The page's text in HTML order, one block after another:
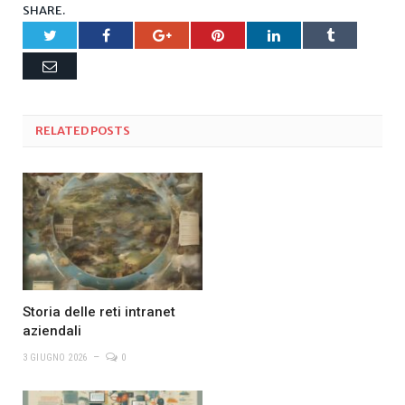
SHARE.
Twitter Facebook Google+Pinterest LinkedIn Tumblr
Email
RELATEDPOSTS
Storia delle reti intranet
aziendali
3 GIUGNO 2026 0